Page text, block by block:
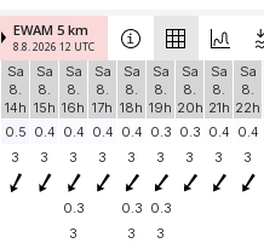
EWAM 5 km
8.8. 2026 12 UTC
Sa
8.
14h
Sa
8.
15h
Sa
8.
16h
Sa
8.
17h
Sa
8.
18h
Sa
8.
19h
Sa
8.
20h
Sa
8.
21h
Sa
8.
22h
0.5 0.4 0.4 0.4 0.4 0.3 0.3 0.4 0.4
3
3 3 3 3 3 3 3 3
0.3 0.3 0.3
3
3 3